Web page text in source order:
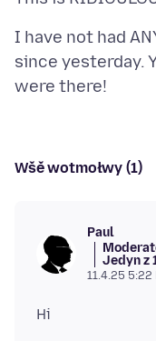
I have not had
since yesterday.
Wšě wotmołwy (1)
Paul
Jedyn z
11.4.25 5:22